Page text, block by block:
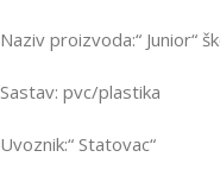
Naziv proizvoda:“ Junior“
Sastav: pvc/plastika
Uvoznik:“ Statovac“